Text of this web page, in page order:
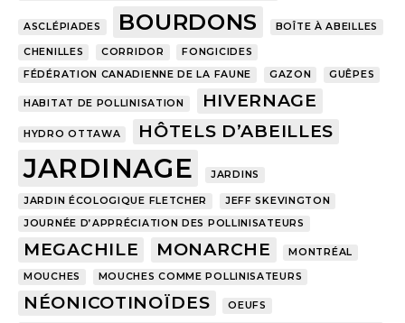
ASCLÉPIADES BOURDONS BOÎTE À ABEILLES
CHENILLES CORRIDOR
FONGICIDES
FÉDÉRATION CANADIENNE DE LA FAUNE
GAZON GUÊPES
HABITAT DE POLLINISATION HIVERNAGE
HYDRO OTTAWA HÔTELS D’ABEILLES
JARDINAGE JARDINS
JARDIN ÉCOLOGIQUE FLETCHER
JEFF SKEVINGTON
JOURNÉE D’APPRÉCIATION DES POLLINISATEURS
MEGACHILE MONARCHE MONTRÉAL
MOUCHES MOUCHES COMME POLLINISATEURS
NÉONICOTINOÏDES OEUFS